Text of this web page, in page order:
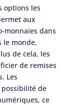
options les
aux
monnaies dans
le monde,
de cela, les
de remises
Les
de
ce